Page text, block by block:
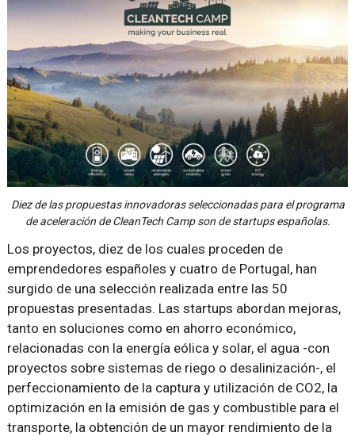
Diez de las propuestas innovadoras seleccionadas para el programa
de aceleración de CleanTech Camp son de startups españolas.
Los proyectos, diez de los cuales proceden de
emprendedores españoles y cuatro de Portugal, han
surgido de una selección realizada entre las 50
propuestas presentadas. Las startups abordan mejoras,
tanto en soluciones como en ahorro económico,
relacionadas con la energía eólica y solar, el agua -con
proyectos sobre sistemas de riego o desalinización-, el
perfeccionamiento de la captura y utilización de CO2, la
optimización en la emisión de gas y combustible para el
transporte, la obtención de un mayor rendimiento de la